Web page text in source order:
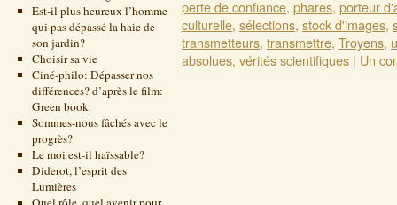
Est-il plus heureux l’homme
qui pas dépassé la haie de
son jardin?
Choisir sa vie
Ciné-philo: Dépasser nos
différences? d’après le film:
Green book
Sommes-nous fâchés avec le
progrès?
Le moi est-il haïssable?
Diderot, l’esprit des
Lumières
perte de confiance, phares, porteur
culturelle, sélections, stock d'images,
transmetteurs, transmettre, Troyens,
absolues, vérités scientifiques | Un